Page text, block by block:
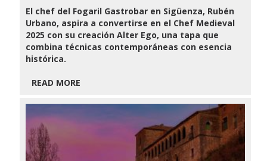
El chef del Fogaril Gastrobar en Sigüenza, Rubén
Urbano, aspira a convertirse en el Chef Medieval
2025 con su creación Alter Ego, una tapa que
combina técnicas contemporáneas con esencia
histórica.
READ MORE